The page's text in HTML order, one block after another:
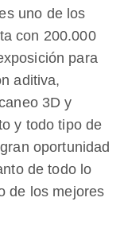
uno de los
con 200.000
para
aditiva,
3D y
y todo tipo de
oportunidad
de todo lo
de los mejores